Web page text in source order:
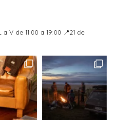
solo puede ser
y, una vez despachado, el
con el courier):
realizados por la empresa
a 18 hs. No se entregan
ni feriados.
por cualquier persona
en tu domicilio,
a V de 11:00 a 19:00 📍21 de